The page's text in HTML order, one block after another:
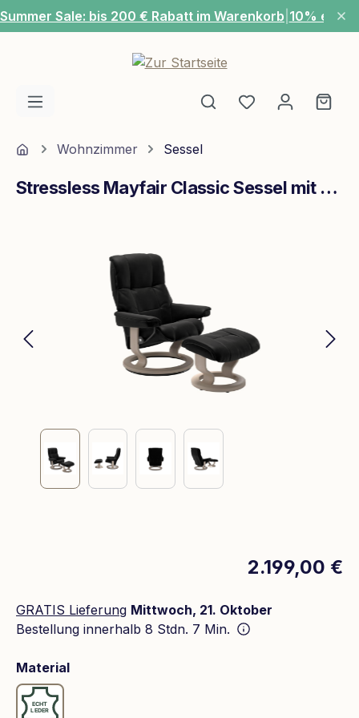
Zum Hauptinhalt springen
Summer Sale: bis 200 € Rabatt im Warenkorb 10% extra
Du hast 0
HomeWohnzimmer Sessel
Stressless Mayfair Classic Sessel mit Hocker M Leder Batick Black Whitewash
2.199,00 €
GRATIS Lieferung Mittwoch, 21. Oktober
Bestellung innerhalb 8 Stdn. 7 Min.
Materialauswählen